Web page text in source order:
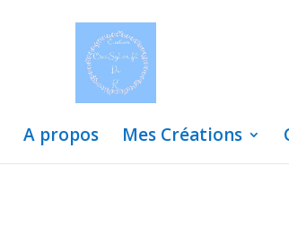
A propos Mes Créations